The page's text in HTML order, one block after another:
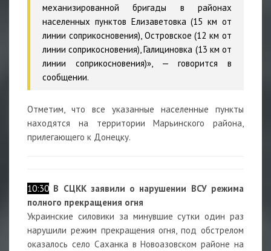
механизированной бригады в районах
населенных пунктов Елизаветовка (15 км от
линии соприкосновения), Островское (12 км от
линии соприкосновения), Галициновка (13 км от
линии соприкосновения)», — говорится в
сообщении.
Отметим, что все указанные населенные пункты
находятся на территории Марьинского района,
прилегающего к Донецку.
10:30 В СЦКК заявили о нарушении ВСУ режима
полного прекращения огня
Украинские силовики за минувшие сутки один раз
нарушили режим прекращения огня, под обстрелом
оказалось село Саханка в Новоазовском районе на